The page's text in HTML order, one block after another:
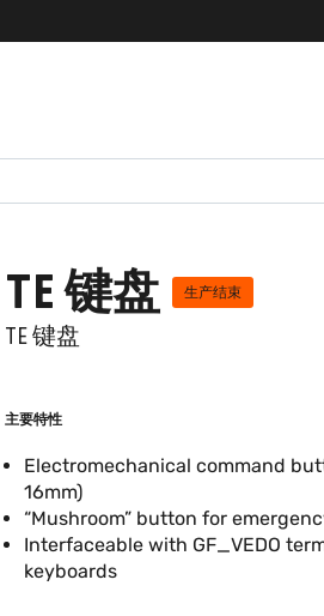
TE 键盘 生产结束
TE 键盘
主要特性
Electromechanical command
16mm)
“Mushroom” button for
Interfaceable with GF_VEDO
keyboards